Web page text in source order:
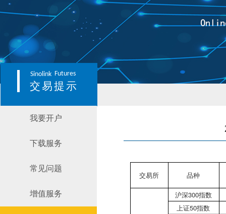
Sinolink Futures
交易提示
我要开户
下载服务
常见问题
增值服务
交易所 品种
沪深300指数
上证50指数